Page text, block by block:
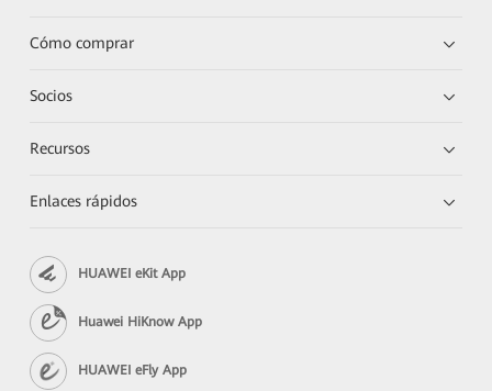
Cómo comprar
Socios
Recursos
Enlaces rápidos
HUAWEI eKit App
Huawei HiKnow App
HUAWEI eFly App